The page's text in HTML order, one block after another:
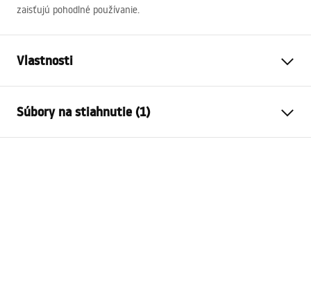
zaisťujú pohodlné používanie.
Vlastnosti
Materiál
Výška
160mm
Súbory na stiahnutie (1)